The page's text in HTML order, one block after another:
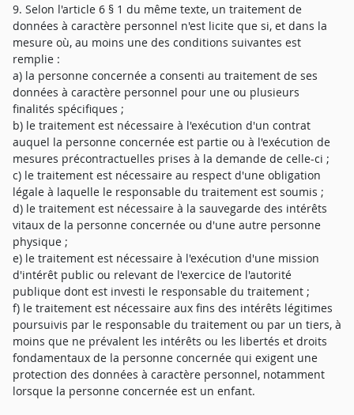
9. Selon l'article 6 § 1 du même texte, un traitement de
données à caractère personnel n'est licite que si, et dans la
mesure où, au moins une des conditions suivantes est
remplie :
a) la personne concernée a consenti au traitement de ses
données à caractère personnel pour une ou plusieurs
finalités spécifiques ;
b) le traitement est nécessaire à l'exécution d'un contrat
auquel la personne concernée est partie ou à l'exécution de
mesures précontractuelles prises à la demande de celle-ci ;
c) le traitement est nécessaire au respect d'une obligation
légale à laquelle le responsable du traitement est soumis ;
d) le traitement est nécessaire à la sauvegarde des intérêts
vitaux de la personne concernée ou d'une autre personne
physique ;
e) le traitement est nécessaire à l'exécution d'une mission
d'intérêt public ou relevant de l'exercice de l'autorité
publique dont est investi le responsable du traitement ;
f) le traitement est nécessaire aux fins des intérêts légitimes
poursuivis par le responsable du traitement ou par un tiers, à
moins que ne prévalent les intérêts ou les libertés et droits
fondamentaux de la personne concernée qui exigent une
protection des données à caractère personnel, notamment
lorsque la personne concernée est un enfant.